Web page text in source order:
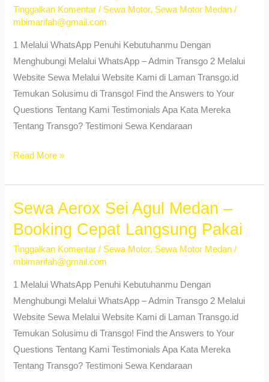
Tinggalkan Komentar / Sewa Motor, Sewa Motor Medan /
mbimarifah@gmail.com
1 Melalui WhatsApp Penuhi Kebutuhanmu Dengan
Menghubungi Melalui WhatsApp – Admin Transgo 2 Melalui
Website Sewa Melalui Website Kami di Laman Transgo.id
Temukan Solusimu di Transgo! Find the Answers to Your
Questions Tentang Kami Testimonials Apa Kata Mereka
Tentang Transgo? Testimoni Sewa Kendaraan
Sewa
Tanjung
Sari
–
No
&
Lepas
Kunci
Read More »
Sewa Aerox Sei Agul Medan –
Booking Cepat Langsung Pakai
Tinggalkan Komentar / Sewa Motor, Sewa Motor Medan /
mbimarifah@gmail.com
1 Melalui WhatsApp Penuhi Kebutuhanmu Dengan
Menghubungi Melalui WhatsApp – Admin Transgo 2 Melalui
Website Sewa Melalui Website Kami di Laman Transgo.id
Temukan Solusimu di Transgo! Find the Answers to Your
Questions Tentang Kami Testimonials Apa Kata Mereka
Tentang Transgo? Testimoni Sewa Kendaraan